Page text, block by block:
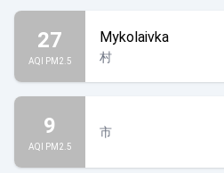
27
AQI PM2.5
Mykolaivka
村
9
AQI PM2.5
市